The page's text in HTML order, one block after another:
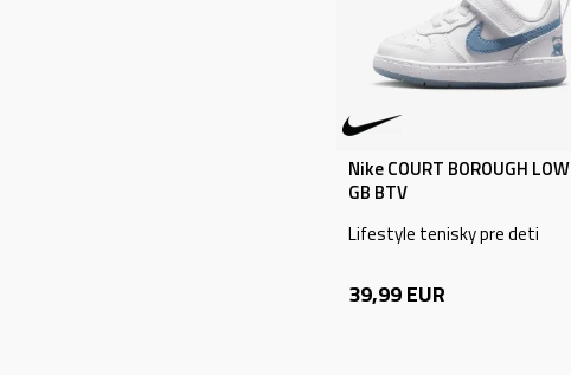
Nike COURT BOROUGH LOW
GB BTV
Lifestyle tenisky pre deti
39,99EUR